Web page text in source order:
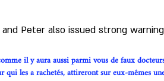
Peter also issued strong
il y aura aussi parmi vous de faux
les a rachetés, attireront sur eux-mêmes